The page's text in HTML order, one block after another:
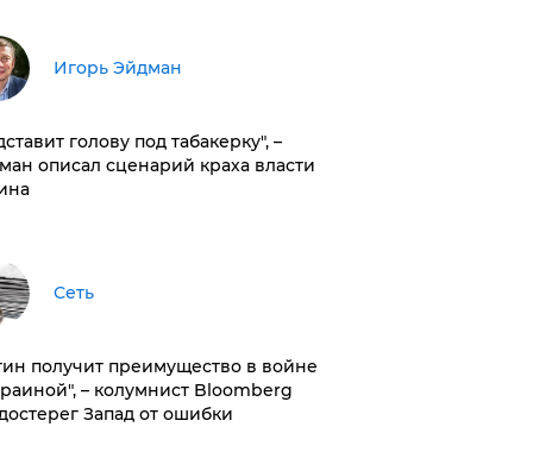
Игорь Эйдман
голову под табакерку", –
описал сценарий краха власти
Сеть
получит преимущество в войне
– колумнист Bloomberg
Запад от ошибки